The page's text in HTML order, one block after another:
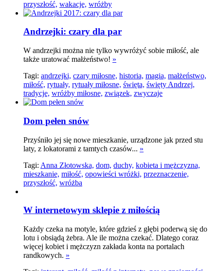
przyszłość, wakacje, wróżby
Andrzejki: czary dla par
W andrzejki można nie tylko wywróżyć sobie miłość, ale
także uratować małżeństwo! »
Tagi: andrzejki, czary miłosne, historia, magia, małżeństwo,
miłość, rytuały, rytuały miłosne, święta, święty Andrzej,
tradycje, wróżby miłosne, związek, zwyczaje
Dom pełen snów
Przyśniło jej się nowe mieszkanie, urządzone jak przed stu
laty, z lokatorami z tamtych czasów... »
Tagi: Anna Złotowska, dom, duchy, kobieta i mężczyzna,
mieszkanie, miłość, opowieści wróżki, przeznaczenie,
przyszłość, wróżba
W internetowym sklepie z miłością
Każdy czeka na motyle, które gdzieś z głębi poderwą się do
lotu i obsiądą żebra. Ale ile można czekać. Dlatego coraz
więcej kobiet i mężczyzn zakłada konta na portalach
randkowych. »